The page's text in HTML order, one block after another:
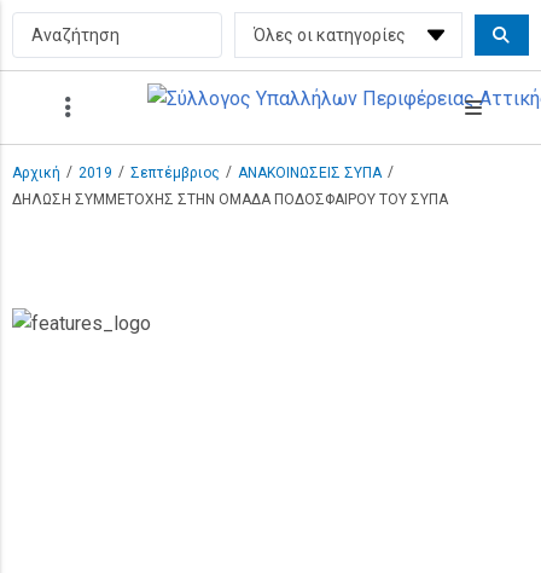
Αρχική / 2019 / Σεπτέμβριος / ΑΝΑΚΟΙΝΩΣΕΙΣ ΣΥΠΑ /
ΔΗΛΩΣΗ ΣΥΜΜΕΤΟΧΗΣ ΣΤΗΝ ΟΜΑΔΑ ΠΟΔΟΣΦΑΙΡΟΥ ΤΟΥ ΣΥΠΑ